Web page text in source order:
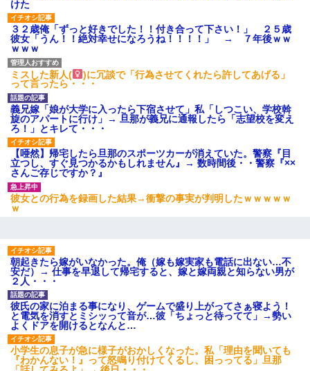
クラスで一人無口で誰とも話さない男子がいた。→修学旅行に来
なかったその男子に女子達がお土産を渡した。5分後…
【悲報】お風呂で父親と姉が完全に行為してるんだが...
けた
３２歳俺「ずっと好きでした！！付き合って下さい！」 ２５歳
彼女「うん！！絶対幸せになろうね！！！！」 → ７年後ｗｗ
ｗｗｗ
ミスした新人(
)に冗談で「行為させてくれたら許してあげる」
って言ったら・・・
義兄嫁「娘が大学に入ったら下宿させて」私「しつこい、学校斡
旋のアパートに行け」→ 旦那が義兄に通報したら「志望校を変え
ろ！」とキレて・・・
【唖然】帰宅したら旦那のスポーツカーが消えていた。警察『目
立つし、すぐ見つかるかもしれません』→ 数時間後・・警察『××
さんご存じですか？』
彼女との行為を録画した結果→衝撃の事実が判明したｗｗｗｗｗ
ｗ
朝起きたら嫁がいなかった。俺（嫁も嫁実家も電話に出ない…不
安だ）→ 仕事を早退して帰宅すると、嫁と嫁両親と知らない男が
２人・・・
彼氏の家に泊まる事になり、ゲームで盛り上がってさぁ寝よう！
と電気を消すとミシッって音が…彼「ちょっと待ってて」→勢い
よくドアを開けるとなんと…
小学生の息子が急に様子がおかしくなった。私「理由を聞いても
『わかんない！』って怒鳴り付けてくるし、困っってる」旦那